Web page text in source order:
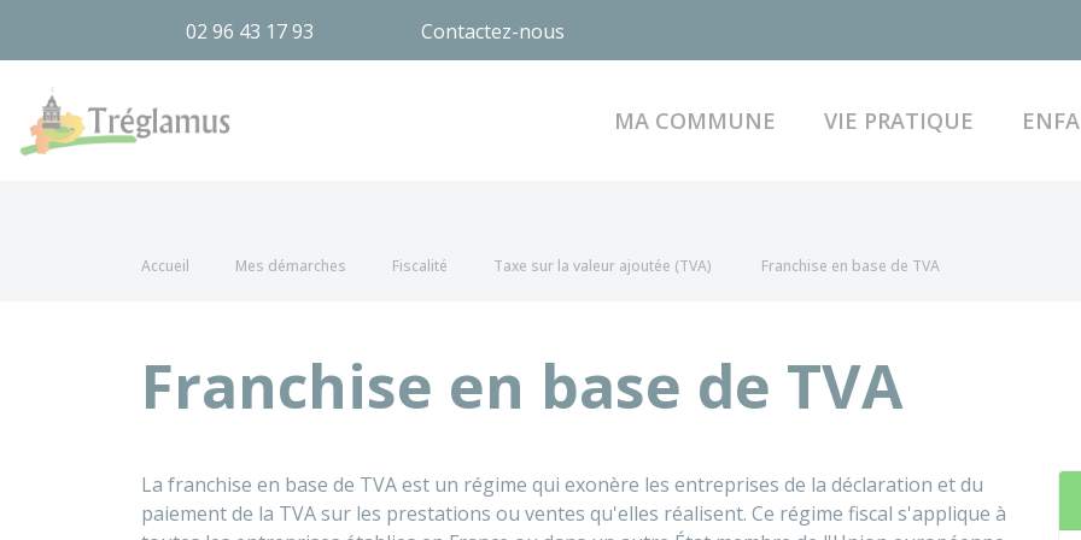
02 96 43 17 93 Contactez-nous
MA COMMUNE VIE PRATIQUE
Accueil Mes démarches Fiscalité Taxe sur la valeur ajoutée (TVA) Franchise en base de TVA
Franchise en base de TVA
La franchise en base de TVA est un régime qui exonère les entreprises de la déclaration et du
paiement de la TVA sur les prestations ou ventes qu'elles réalisent. Ce régime fiscal s'applique à